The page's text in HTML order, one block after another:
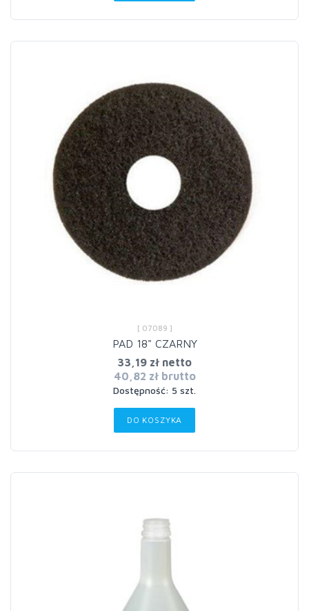
[ 07089 ]
PAD 18" CZARNY
33,19 zł netto
40,82 zł brutto
Dostępność: 5 szt.
DO KOSZYKA